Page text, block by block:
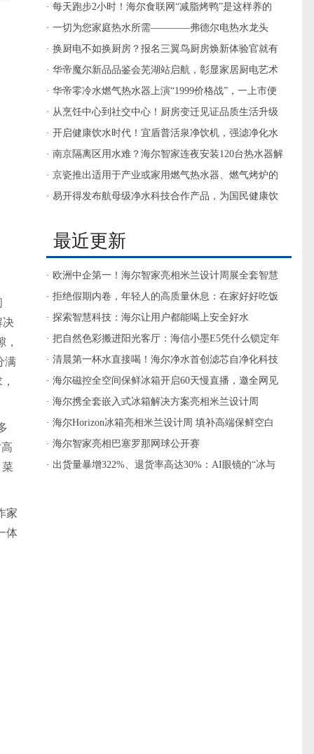
决
，
满
菜
家
体
· 每天跑步2小时！海尔食联网“减脂烤鸭”是这样养的
· 一切为您家庭热水所需————弗德尔电热水龙头
· 换厨电不如换厨房？报名三翼鸟厨房焕新体验官就有
答案了
· 华帝魔尔新品品鉴会芜湖站启航，彰显家居厨电艺术
· 华帝零冷水燃气热水器上演“1999价格战”，一上市便
打破底价
· 从烹饪中心到社交中心！厨房变迁见证品质生活升级
· 开启健康饮水时代！宜盾普活泉净饮机，强滤净化水
质，微矿健康饮水
· 南京隔离区用水难？海尔智家连夜安装120台热水器解
决
· 京瓷推出适用于产业或家用燃气热水器、燃气烤炉的
230V标准型氮化硅加热器
· 易开得发布航母级净水科技合作产品，为国民健康饮
最近更新
· 欧洲中企第一！海尔智家亮相米兰设计周展全套智慧
厨房
· 拒绝假期内卷，年轻人的高质量休息：在家好好吃饭
· 探索智慧科技：海尔让用户都能喝上安全好水
· 把自然色彩搬进阳光客厅：海信小墨E5凭什么锁定年
度爆款？
· 清晨第一杯水直接喝！海尔净水首创滤芯自净化科技
· 海尔磁控全空间保鲜冰箱开启60天慢直播，邀全网见
证国奖保鲜科技
· 海尔携全套嵌入式冰箱解决方案亮相米兰设计周
· 海尔Horizon冰箱亮相米兰设计周 填补高端保鲜空白
· 海尔智家亮相巴塞罗那网球公开赛
· 出货量暴增322%、退货率高达30%：AI眼镜的“冰与